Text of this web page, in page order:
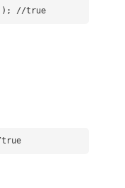
")); //true